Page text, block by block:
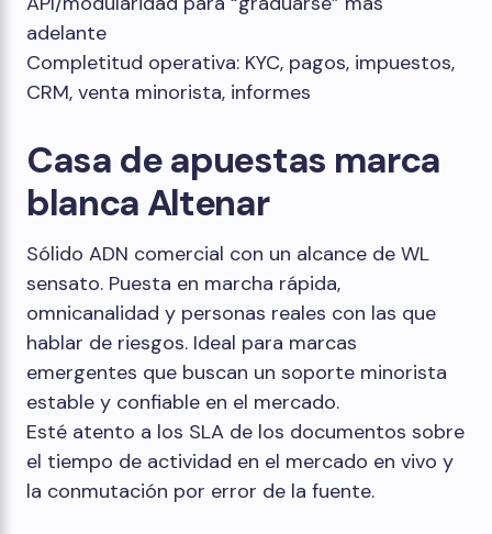
adelante
Completitud operativa: KYC, pagos, impuestos,
CRM, venta minorista, informes
Casa de apuestas marca
blanca Altenar
Sólido ADN comercial con un alcance de WL
sensato. Puesta en marcha rápida,
omnicanalidad y personas reales con las que
hablar de riesgos. Ideal para marcas
emergentes que buscan un soporte minorista
estable y confiable en el mercado.
Esté atento a los SLA de los documentos sobre
el tiempo de actividad en el mercado en vivo y
la conmutación por error de la fuente.